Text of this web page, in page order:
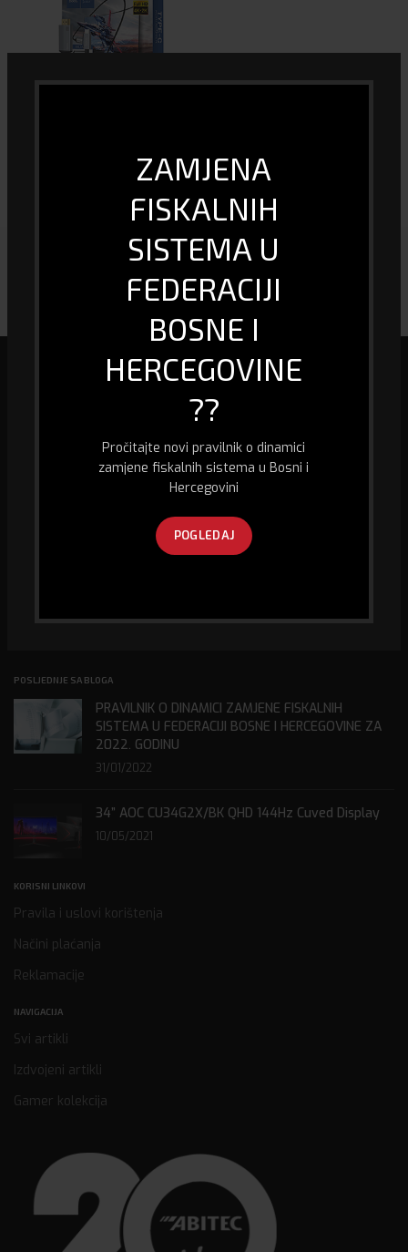
ZAMJENA
FISKALNIH
SISTEMA U
FEDERACIJI
BOSNE I
HERCEGOVINE
??
Pročitajte novi pravilnik o dinamici
zamjene fiskalnih sistema u Bosni i
Hercegovini
POGLEDAJ
Mi smo specijalizirana firma u oblasti biro informacione tehnologije, kao
i prodaje računara i računarske opreme, fiskalizacije te pružanja usluge
Husein Kapetana Gradaščevića,
74260 Jelah - Tešanj, Bosna i Hercegovina
POSLJEDNJE SA BLOGA
PRAVILNIK O DINAMICI ZAMJENE FISKALNIH
SISTEMA U FEDERACIJI BOSNE I HERCEGOVINE ZA
2022. GODINU
31/01/2022
34” AOC CU34G2X/BK QHD 144Hz Cuved Display
10/05/2021
KORISNI LINKOVI
Pravila i uslovi korištenja
Načini plaćanja
Reklamacije
NAVIGACIJA
Svi artikli
Izdvojeni artikli
Gamer kolekcija